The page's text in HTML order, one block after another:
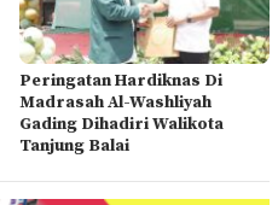
Peringatan Hardiknas Di
Madrasah Al-Washliyah
Gading Dihadiri Walikota
Tanjung Balai